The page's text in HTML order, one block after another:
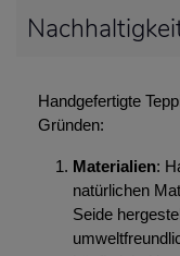
Handgefertigte
Gründen:
Materialien:
natürlichen
Seide